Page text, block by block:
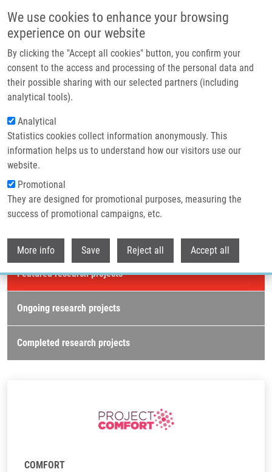
We use cookies to enhance your browsing
experience on our website
By clicking the "Accept all cookies" button, you confirm your
consent to the access and processing of the personal data and
their possible sharing with our selected partners (including
analytical tools).
Analytical
Statistics cookies collect information anonymously. This
information helps us to understand how our visitors use our
website.
Promotional
They are designed for promotional purposes, measuring the
success of promotional campaigns, etc.
More info Save Reject all Accept all
Header image
Drobečková navigace
Domů Featured Research Projects
Featured research projects
Research projects
Featured research projects
Ongoing research projects
Completed research projects
COMFORT